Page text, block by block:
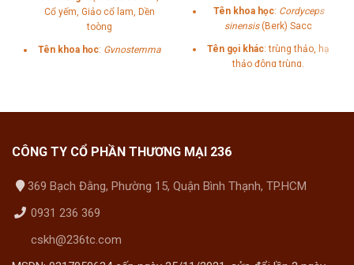
Cổ yếm, Giảo cổ lam, Dền
toòng
Tên khoa học: Gynostemma
mạch, ổn định đường huyết,
tiểu đường, giúp hạ huyết áp,
Tên khoa học: Cordyceps
sinensis(Berk) Sacc
Tên gọi khác: trùng thảo, hạ
thảo đông trùng.
CÔNG TY CỔ PHẦN THƯƠNG MẠI 236
369 Bạch Đằng, Phường 15, Quận Bình Thạnh, TP.HCM
0931 236 369
cskh@236tc.com